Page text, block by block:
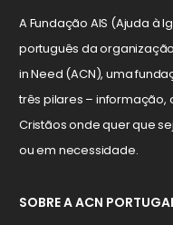
A Fundação AIS (Ajuda à
português da
in Need (ACN), uma
três pilares –
Cristãos onde quer que
ou em necessidade.
SOBRE A ACN